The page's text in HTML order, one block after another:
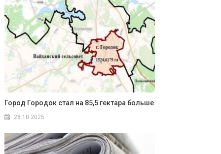
Город Городок стал на 85,5 гектара больше
28.10.2025